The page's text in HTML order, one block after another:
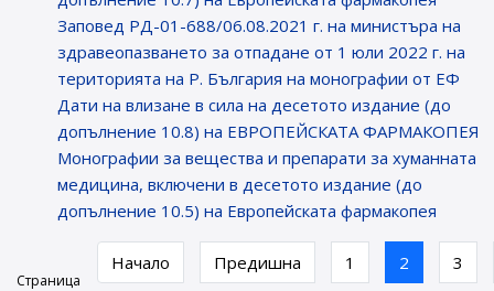
Заповед РД-01-688/06.08.2021 г. на министъра на
здравеопазването за отпадане от 1 юли 2022 г. на
територията на Р. България на монографии от ЕФ
Дати на влизане в сила на десетото издание (до
допълнение 10.8) на ЕВРОПЕЙСКАТА ФАРМАКОПЕЯ
Монографии за вещества и препарати за хуманната
медицина, включени в десетото издание (до
допълнение 10.5) на Европейската фармакопея
Страница
Начало Предишна 1 2 3